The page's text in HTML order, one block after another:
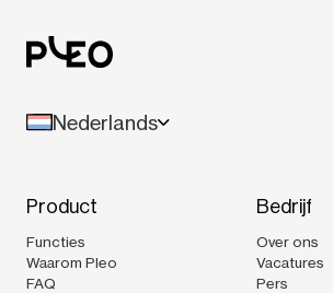
Nederlands
Product
Functies
Waarom Pleo
FAQ
Bedrijf
Over ons
Vacatures
Pers